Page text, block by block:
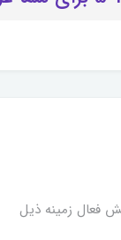
فعال زمینه ذیل